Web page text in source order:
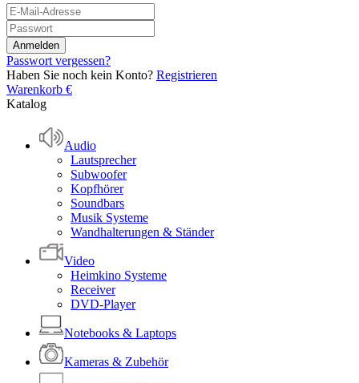
Passwort vergessen?
Haben Sie noch kein Konto? Registrieren
Warenkorb €
Katalog
Audio
Lautsprecher
Subwoofer
Kopfhörer
Soundbars
Musik Systeme
Wandhalterungen & Ständer
Video
Heimkino Systeme
Receiver
DVD-Player
Notebooks & Laptops
Kameras & Zubehör